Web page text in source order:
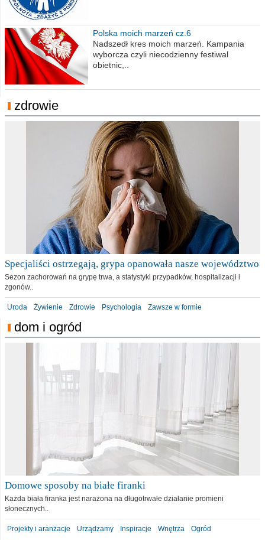
Polska moich marzeń cz.6
Nadszedł kres moich marzeń. Kampania
wyborcza czyli niecodzienny festiwal
obietnic,..
zdrowie
Specjaliści ostrzegają, grypa opanowała nasze województwo
Sezon zachorowań na grypę trwa, a statystyki przypadków, hospitalizacji i
zgonów..
Uroda Żywienie Zdrowie Psychologia Zawsze w formie
dom i ogród
Domowe sposoby na białe firanki
Każda biała firanka jest narażona na długotrwałe działanie promieni
słonecznych..
Projekty i aranżacje Urządzamy Inspiracje Wnętrza Ogród